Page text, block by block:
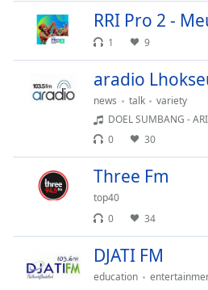
Caption
Style
RRI Pro 2 -
1 9
aradio
news talk
variety
DOEL SUMBANG - ARI SIA
0
30
Three Fm
top40
0
34
DJATI FM
education